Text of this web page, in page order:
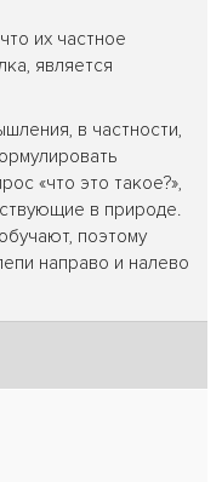
их частное
является
в частности,
«что это такое?»,
в природе.
поэтому
направо и налево